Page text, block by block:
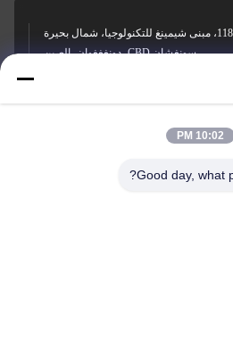
الغرفة 118، مبنى شيمينغ للتكنولوجيا، شمال بحيرة
سونغشان CBD، دونغغغوان، الصين
10:02 PM
Good day, what